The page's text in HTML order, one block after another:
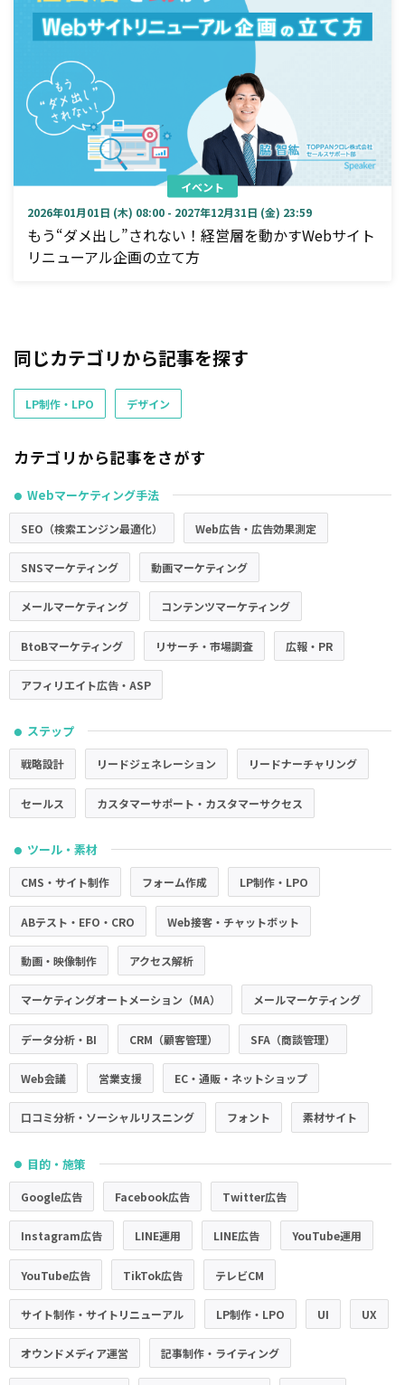
イベント
2026年01月01日 (木) 08:00 - 2027年12月31日 (金) 23:59
もう“ダメ出し”されない！経営層を動かすWebサイト
リニューアル企画の立て方
同じカテゴリから記事を探す
LP制作・LPO デザイン
カテゴリから記事をさがす
● Webマーケティング手法
SEO（検索エンジン最適化） Web広告・広告効果測定
SNSマーケティング 動画マーケティング
メールマーケティング コンテンツマーケティング
BtoBマーケティング リサーチ・市場調査 広報・PR
アフィリエイト広告・ASP
● ステップ
戦略設計 リードジェネレーション リードナーチャリング
セールス カスタマーサポート・カスタマーサクセス
● ツール・素材
CMS・サイト制作 フォーム作成 LP制作・LPO
ABテスト・EFO・CRO Web接客・チャットボット
動画・映像制作 アクセス解析
マーケティングオートメーション（MA） メールマーケティング
データ分析・BI CRM（顧客管理） SFA（商談管理）
Web会議 営業支援 EC・通販・ネットショップ
口コミ分析・ソーシャルリスニング フォント 素材サイト
● 目的・施策
Google広告 Facebook広告 Twitter広告
Instagram広告 LINE運用 LINE広告 YouTube運用
YouTube広告 TikTok広告 テレビCM
サイト制作・サイトリニューアル LP制作・LPO UI UX
オウンドメディア運営 記事制作・ライティング